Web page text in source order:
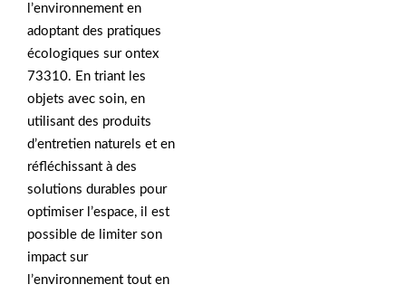
l’environnement en
adoptant des pratiques
écologiques sur ontex
73310. En triant les
objets avec soin, en
utilisant des produits
d’entretien naturels et en
réfléchissant à des
solutions durables pour
optimiser l’espace, il est
possible de limiter son
impact sur
l’environnement tout en